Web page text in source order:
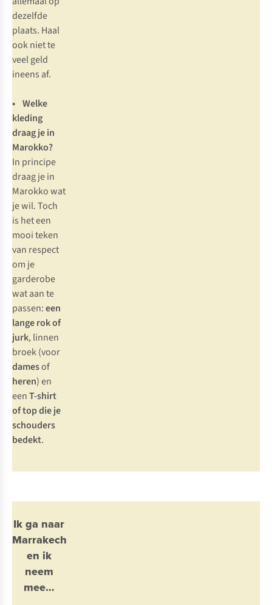
dezelfde
plaats. Haal
ook niet te
veel geld
ineens af.
• Welke
kleding
draag je in
Marokko?
In principe
draag je in
Marokko wat
je wil. Toch
is het een
mooi teken
van respect
om je
garderobe
wat aan te
passen:een
lange rok of
jurk, linnen
broek (voor
damesof
heren) en
eenT-shirt
of top die je
schouders
bedekt.
Ik ga naar
Marrakech
en ik
neem
mee…